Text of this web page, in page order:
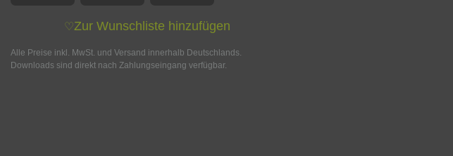
♡Zur Wunschliste hinzufügen
Alle Preise inkl. MwSt. und Versand innerhalb Deutschlands.
Downloads sind direkt nach Zahlungseingang verfügbar.